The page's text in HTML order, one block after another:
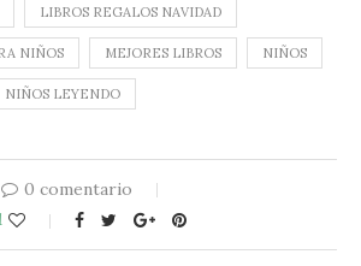
LIBROS REGALOS NAVIDAD
NIÑOS MEJORES LIBROS NIÑOS
NIÑOS LEYENDO
0 comentario